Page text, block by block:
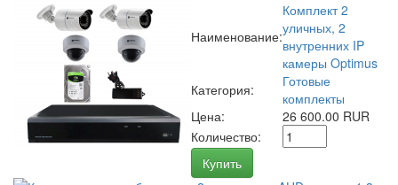
Наименование:
Комплект 2
уличных, 2
внутренних IP
камеры Optimus
Категория:
Готовые
комплекты
Цена:
26 600.00 RUR
Количество:
Купить